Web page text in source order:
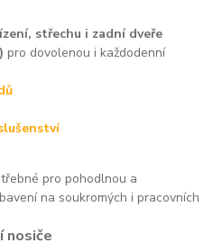
střechu i zadní dveře
pro dovolenou i každodenní
pro pohodlnou a
na soukromých i pracovních
nosiče